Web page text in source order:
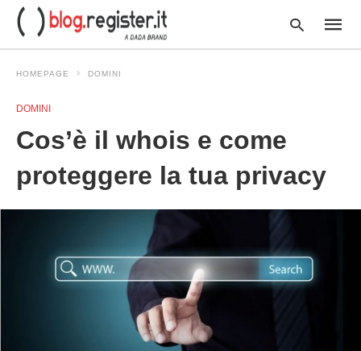
and
HOMEPAGE DOMINI
DOMINI
Cos’è il whois e come
proteggere la tua privacy